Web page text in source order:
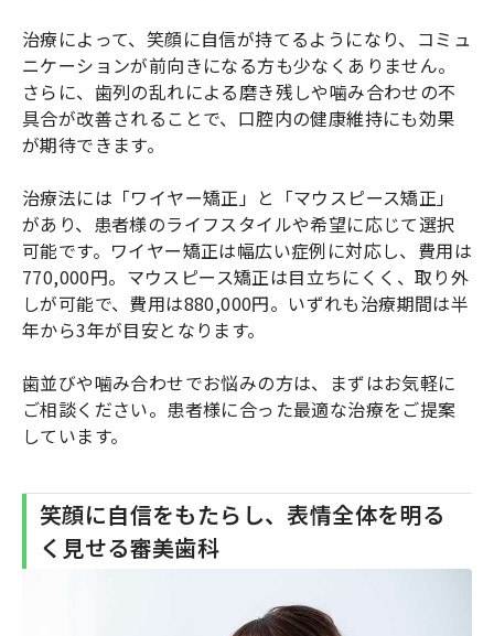
治療によって、笑顔に自信が持てるようになり、コミュ
ニケーションが前向きになる方も少なくありません。
さらに、歯列の乱れによる磨き残しや噛み合わせの不
具合が改善されることで、口腔内の健康維持にも効果
が期待できます。
治療法には「ワイヤー矯正」と「マウスピース矯正」
があり、患者様のライフスタイルや希望に応じて選択
可能です。ワイヤー矯正は幅広い症例に対応し、費用は
770,000円。マウスピース矯正は目立ちにくく、取り外
しが可能で、費用は880,000円。いずれも治療期間は半
年から3年が目安となります。
歯並びや噛み合わせでお悩みの方は、まずはお気軽に
ご相談ください。患者様に合った最適な治療をご提案
しています。
笑顔に自信をもたらし、表情全体を明る
く見せる審美歯科